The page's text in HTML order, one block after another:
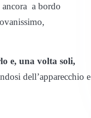
ancora a bordo
e, una volta soli,
dell’apparecchio e